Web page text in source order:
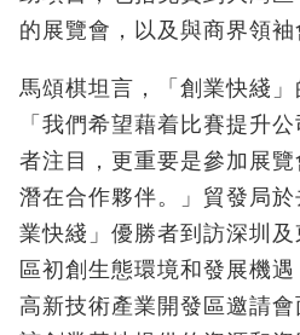
的展覽會，以及與商界領袖
馬頌棋坦言，「創業快綫」
「我們希望藉着比賽提升
者注目，更重要是參加展
潛在合作夥伴。」貿發局
業快綫」優勝者到訪深圳
區初創生態環境和發展機
高新技術產業開發區邀請